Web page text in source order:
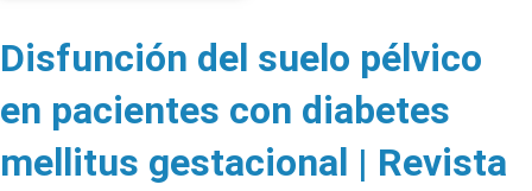
Disfunción del suelo pélvico
en pacientes con diabetes
mellitus gestacional | Revista